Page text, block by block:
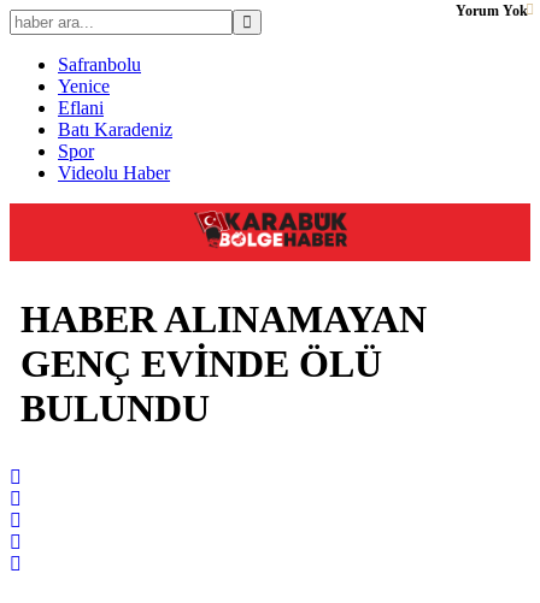
Safranbolu
Yenice
Eflani
Batı Karadeniz
Spor
Videolu Haber
HABER ALINAMAYAN
GENÇ EVİNDE ÖLÜ
BULUNDU
Yorum Yok